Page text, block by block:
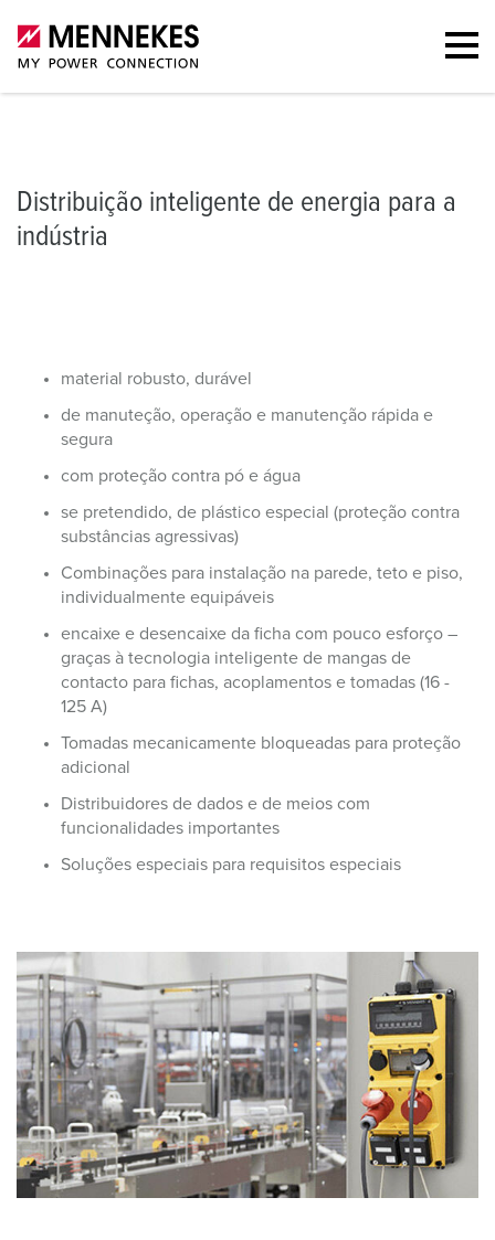
Distribuição de energia
Distribuição inteligente de energia para a
indústria
material robusto, durável
de manuteção, operação e manutenção rápida e
segura
com proteção contra pó e água
se pretendido, de plástico especial (proteção contra
substâncias agressivas)
Combinações para instalação na parede, teto e piso,
individualmente equipáveis
encaixe e desencaixe da ficha com pouco esforço –
graças à tecnologia inteligente de mangas de
contacto para fichas, acoplamentos e tomadas (16 -
125 A)
Tomadas mecanicamente bloqueadas para proteção
adicional
Distribuidores de dados e de meios com
funcionalidades importantes
Soluções especiais para requisitos especiais